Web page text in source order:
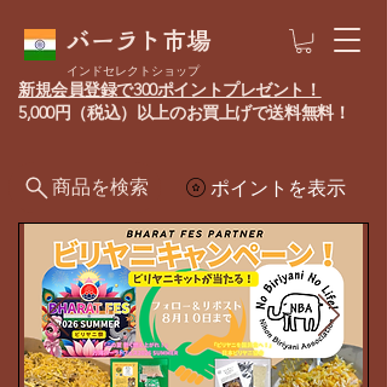
バーラト市場
ポイントを表示
新規会員登録で300ポイントプレゼント！
5,000円（税込）以上のお買上げで送料無料！
インドセレクトショップ
商品を検索